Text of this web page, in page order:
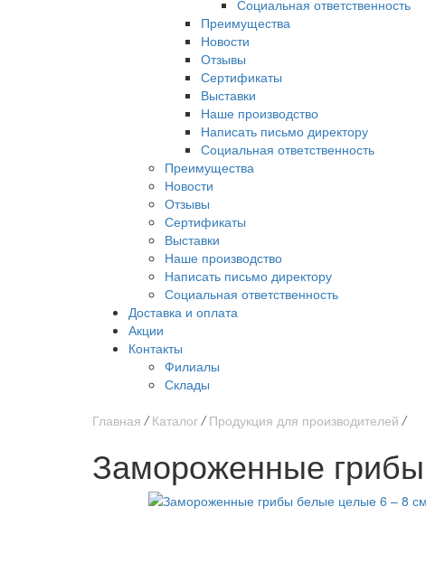
Социальная ответственность
Преимущества
Новости
Отзывы
Сертификаты
Выставки
Наше производство
Написать письмо директору
Социальная ответственность
Преимущества
Новости
Отзывы
Сертификаты
Выставки
Наше производство
Написать письмо директору
Социальная ответственность
Доставка и оплата
Акции
Контакты
Филиалы
Склады
Главная / Каталог / Продукция для производителей /
Замороженные